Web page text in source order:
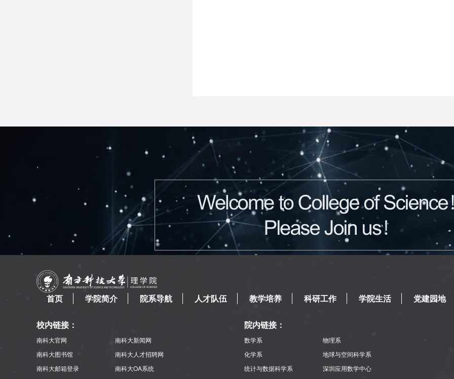
首页 学院简介 院系导航 人才队伍 教学培养 科研工作 学院生活 党建园地
校内链接：
南科大官网
南科大新闻网
南科大图书馆
南科大人才招聘网
南科大邮箱登录
南科大OA系统
院内链接：
数学系
物理系
化学系
地球与空间科学系
统计与数据科学系
深圳应用数学中心